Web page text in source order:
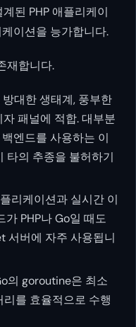
된 PHP 애플리케이
이션을 능가합니다.
재합니다.
대한 생태계, 풍부한
패널에 적합. 대부분
엔드를 사용하는 이
타의 추종을 불허하기
리케이션과 실시간 이
가 PHP나 Go일 때도
서버에 자주 사용됩니
의 goroutine은 최소
를 효율적으로 수행